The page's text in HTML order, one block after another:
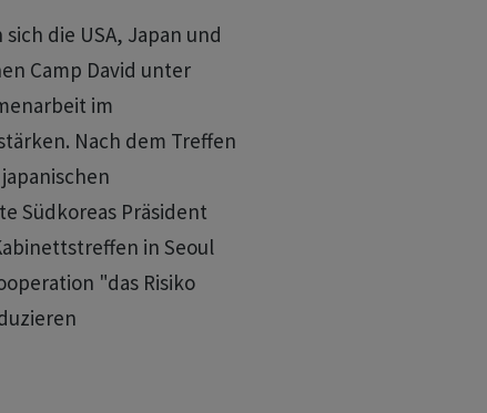
die USA, Japan und
Camp David unter
im
Nach dem Treffen
Südkoreas Präsident
in Seoul
"das Risiko